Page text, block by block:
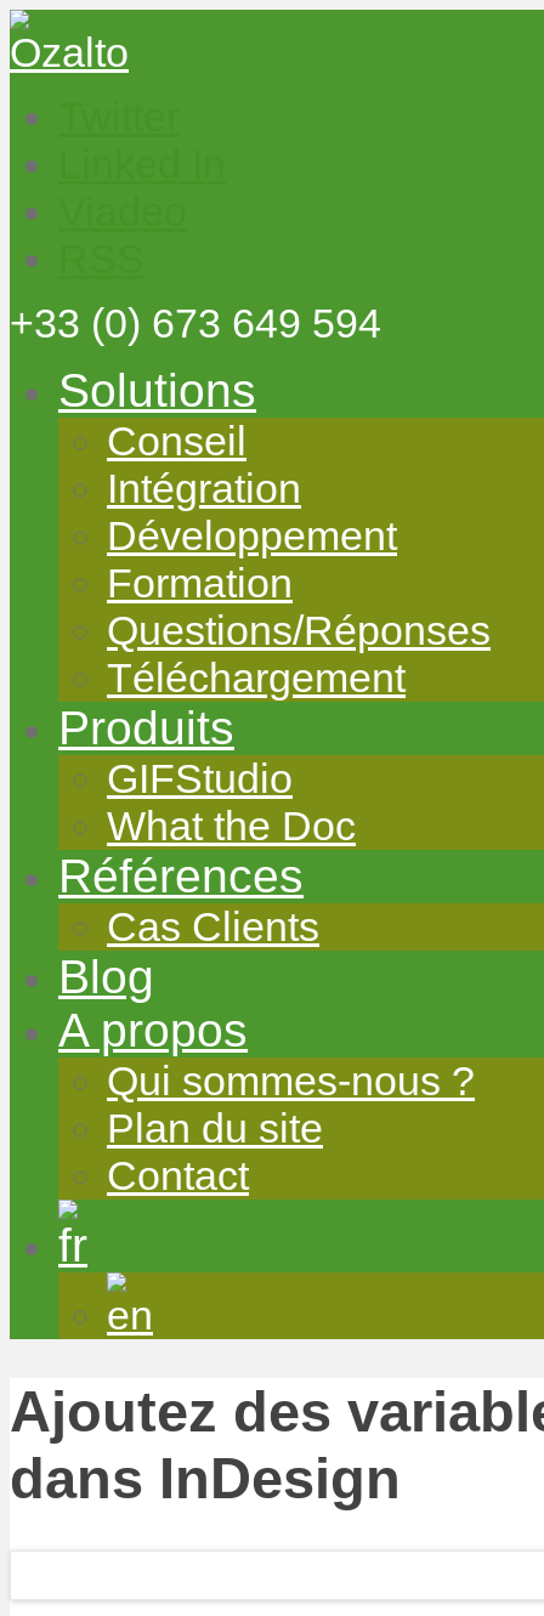
+33 (0) 673 649 594
Solutions
Conseil
Intégration
Développement
Formation
Questions/Réponses
Téléchargement
Produits
GIFStudio
What the Doc
Références
Cas Clients
Blog
A propos
Qui sommes-nous ?
Plan du site
Contact
Ajoutez des
dans InDesign